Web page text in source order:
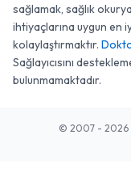
sağlamak, sağlık
ihtiyaçlarına uygun en
kolaylaştırmaktır.
Sağlayıcısını
bulunmamaktadır.
© 2007 - 2026